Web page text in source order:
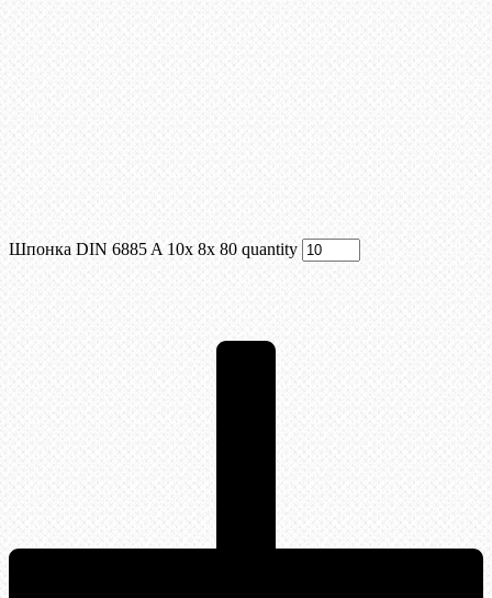
Шпонка DIN 6885 A 10x 8x 80 quantity